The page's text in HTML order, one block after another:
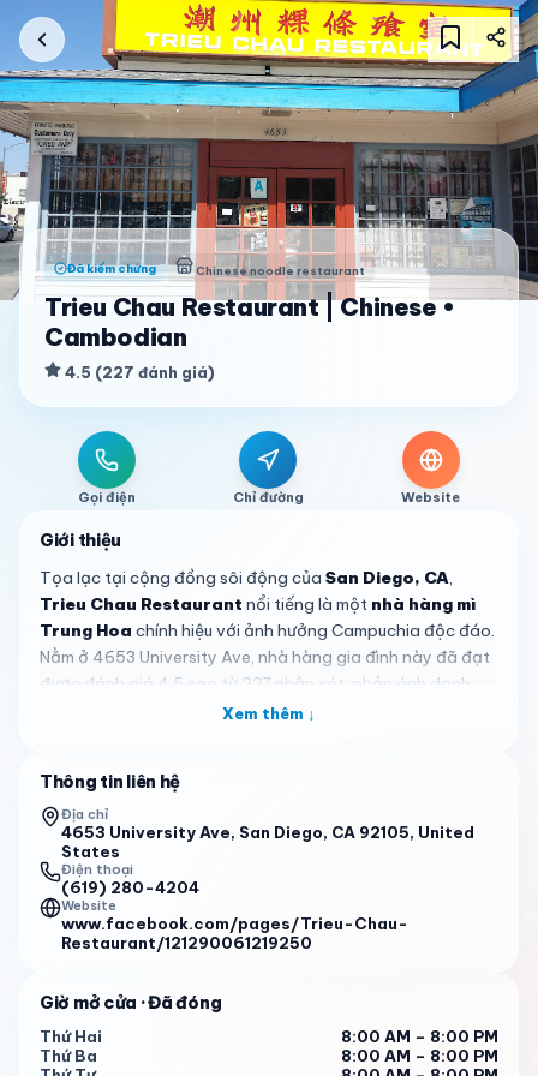
Đã kiểm chứng Chinese noodle restaurant
Trieu Chau Restaurant | Chinese •
Cambodian
4.5 (227 đánh giá)
Gọi điện Chỉ đường Website
Giới thiệu
Tọa lạc tại cộng đồng sôi động của San Diego, CA,
Trieu Chau Restaurant nổi tiếng là một nhà hàng mì
Trung Hoa chính hiệu với ảnh hưởng Campuchia độc đáo.
Nằm ở 4653 University Ave, nhà hàng gia đình này đã đạt
được đánh giá 4.5 sao từ 227 nhận xét, phản ánh danh
tiếng về chất lượng và sự ổn định. Mở cửa từ 8 giờ sáng
cấp lịch trình thuận tiện cho bữa sáng, trưa và tối, là lựa
chọn tiện lợi cho người dân địa phương và du khách khám
phá City Heights.
Thực đơn tại Trieu Chau là sự tôn vinh những món ăn đậm
đà, no bụng, khiến thực khách luôn muốn quay lại. Các món
đặc trưng bao gồm mì sợi gạo với thịt heo quay BBQ,
—với gà, đậu hũ, mực và tôm—giòn rụm và đậm đà, lý
tưởng để chia sẻ. Súp là điểm nhấn, đặc biệt là súp mì
trứng vịt rộng và súp mì trứng combo rộng, phục vụ khô
Xem thêm ↓
Thông tin liên hệ
Địa chỉ
4653 University Ave, San Diego, CA 92105, United
States
Điện thoại
(619) 280-4204
Website
www.facebook.com/pages/Trieu-Chau-
Restaurant/121290061219250
Giờ mở cửa · Đã đóng
Thứ Hai
8:00 AM – 8:00 PM
Thứ Ba
8:00 AM – 8:00 PM